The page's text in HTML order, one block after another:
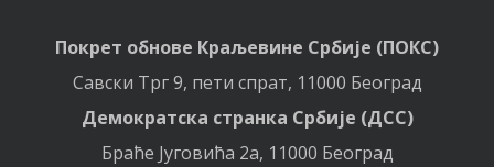
Покрет обнове Краљевине Србије (ПОКС)
Савски Трг 9, пети спрат, 11000 Београд
Демократска странка Србије (ДСС)
Браће Југовића 2а, 11000 Београд